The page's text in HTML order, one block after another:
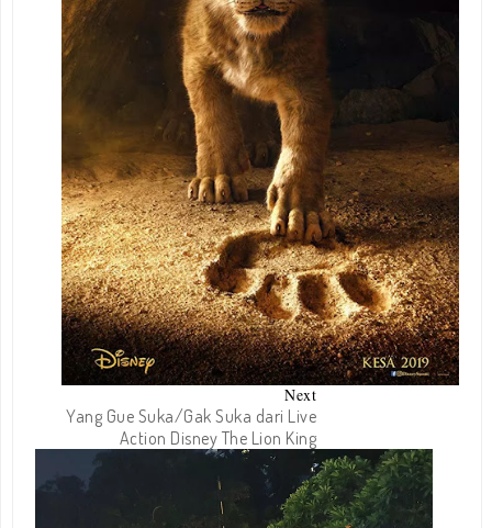
Next
Yang Gue Suka/Gak Suka dari Live
Action Disney The Lion King